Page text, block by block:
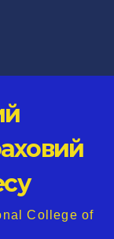
College of